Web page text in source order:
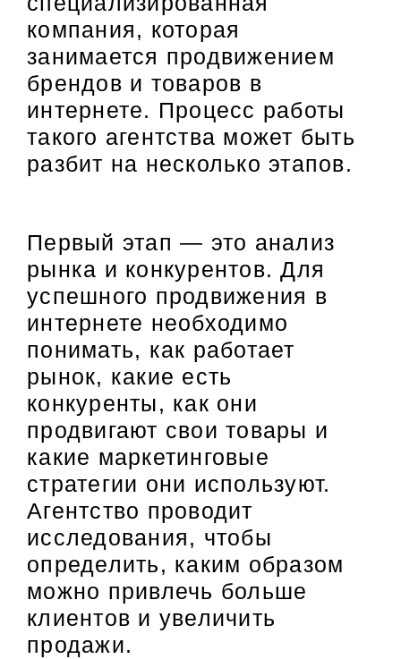
компания, которая
занимается продвижением
брендов и товаров в
интернете. Процесс работы
такого агентства может быть
разбит на несколько этапов.
Первый этап — это анализ
рынка и конкурентов. Для
успешного продвижения в
интернете необходимо
понимать, как работает
рынок, какие есть
конкуренты, как они
продвигают свои товары и
какие маркетинговые
стратегии они используют.
Агентство проводит
исследования, чтобы
определить, каким образом
можно привлечь больше
клиентов и увеличить
продажи.